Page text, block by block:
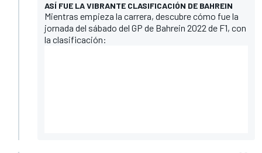
ASÍ FUE LA VIBRANTE CLASIFICACIÓN DE BAHREIN
Mientras empieza la carrera, descubre cómo fue la
jornada del sábado del GP de Bahrein 2022 de F1, con
la clasificación: